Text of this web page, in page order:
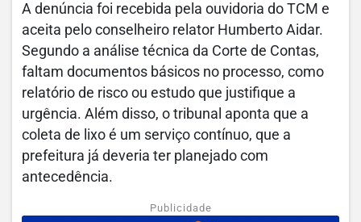
A denúncia foi recebida pela ouvidoria do TCM e
aceita pelo conselheiro relator Humberto Aidar.
Segundo a análise técnica da Corte de Contas,
faltam documentos básicos no processo, como
relatório de risco ou estudo que justifique a
urgência. Além disso, o tribunal aponta que a
coleta de lixo é um serviço contínuo, que a
prefeitura já deveria ter planejado com
antecedência.
Publicidade